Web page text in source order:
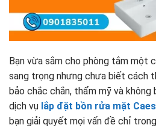
Bạn vừa sắm cho phòng tắm một
sang trọng nhưng chưa biết cách
bảo chắc chắn, thẩm mỹ và
dịch vụ lắp đặt bồn rửa mặt
bạn giải quyết mọi vấn đề chỉ